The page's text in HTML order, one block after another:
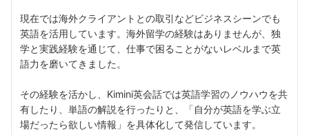
現在では海外クライアントとの取引などビジネスシーンでも
英語を活用しています。海外留学の経験はありませんが、独
学と実践経験を通じて、仕事で困ることがないレベルまで英
語力を磨いてきました。
その経験を活かし、Kimini英会話では英語学習のノウハウを共
有したり、単語の解説を行ったりと、「自分が英語を学ぶ立
場だったら欲しい情報」を具体化して発信しています。